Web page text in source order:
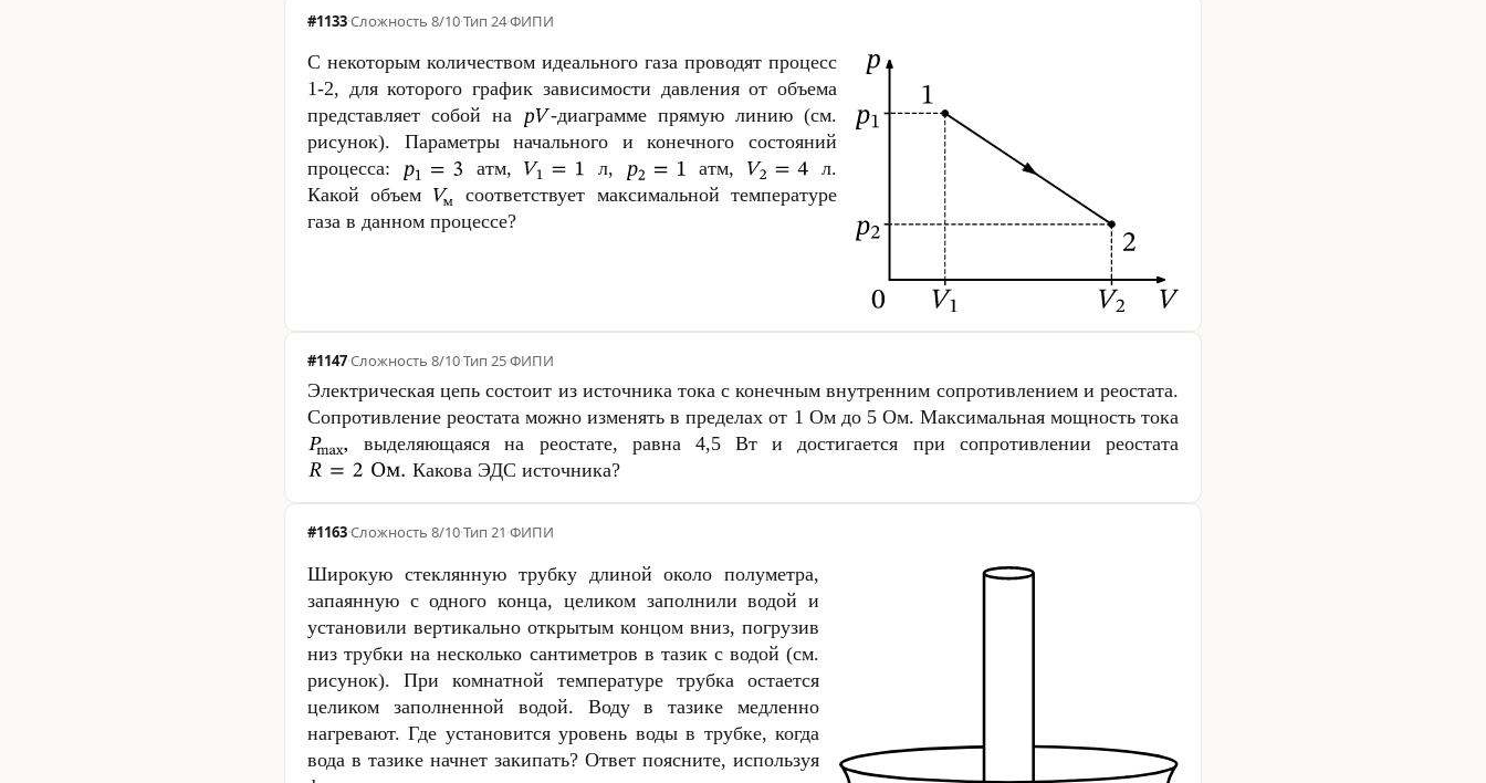
#1133·Сложность 8/10·Тип 24·ФИПИ
С некоторым количеством идеального газа проводят процесс
1-2, для которого график зависимости давления от объема
представляет собой на
-диаграмме прямую линию (см.
рисунок). Параметры начального и конечного состояний
процесса:
атм, л, атм,
л.
Какой объем
соответствует максимальной температуре
газа в данном процессе?
#1147·Сложность 8/10·Тип 25·ФИПИ
Электрическая цепь состоит из источника тока с конечным внутренним сопротивлением и реостата.
Сопротивление реостата можно изменять в пределах от 1 Омдо 5 Ом. Максимальная мощность тока
выделяющаяся на реостате, равна 4,5 Вт и достигается при сопротивлении реостата
Какова ЭДС источника?
#1163·Сложность 8/10·Тип 21·ФИПИ
Широкую стеклянную трубку длиной около полуметра,
запаянную с одного конца, целиком заполнили водой и
установили вертикально открытым концом вниз, погрузив
низ трубки на несколько сантиметров в тазик с водой (см.
рисунок). При комнатной температуре трубка остается
целиком заполненной водой. Воду в тазике медленно
нагревают. Где установится уровень воды в трубке, когда
вода в тазике начнет закипать? Ответ поясните, используя